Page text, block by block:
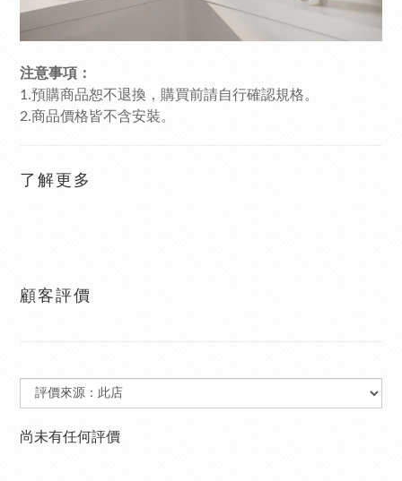
注意事項：
1.預購商品恕不退換，購買前請自行確認規格。
2.商品價格皆不含安裝。
了解更多
顧客評價
尚未有任何評價